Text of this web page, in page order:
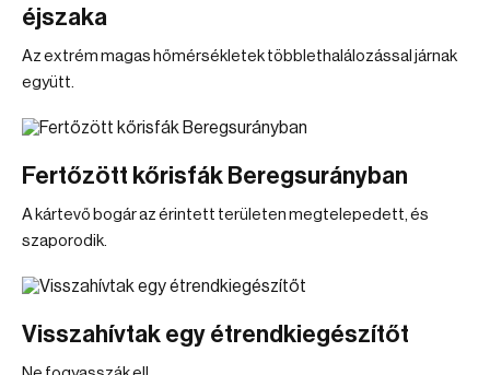
éjszaka
Az extrém magas hőmérsékletek többlethalálozással járnak
együtt.
Fertőzött kőrisfák Beregsurányban
A kártevő bogár az érintett területen megtelepedett, és
szaporodik.
Visszahívtak egy étrendkiegészítőt